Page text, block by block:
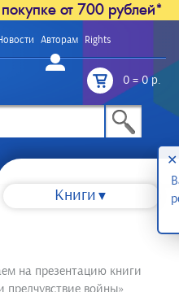
от 700 рублей*
Авторам Rights
Войти
0=0 р.
Книги
на презентацию книги
предчувствие войны»
✕